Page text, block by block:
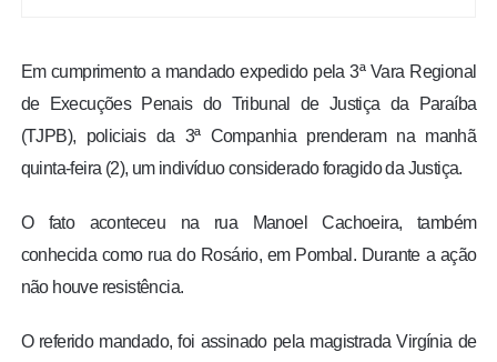
COLUNISTAS
Em cumprimento a mandado expedido pela 3ª Vara Regional
de Execuções Penais do Tribunal de Justiça da Paraíba
(TJPB), policiais da 3ª Companhia prenderam na manhã
quinta-feira (2), um indivíduo considerado foragido da Justiça.
O fato aconteceu na rua Manoel Cachoeira, também
conhecida como rua do Rosário, em Pombal. Durante a ação
não houve resistência.
O referido mandado, foi assinado pela magistrada Virgínia de